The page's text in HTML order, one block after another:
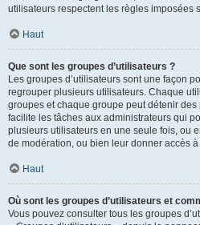
utilisateurs respectent les règles imposées
Haut
Que sont les groupes d’utilisateurs ?
Les groupes d’utilisateurs sont une façon
regrouper plusieurs utilisateurs. Chaque
groupes et chaque groupe peut détenir
facilite les tâches aux administrateurs qui
plusieurs utilisateurs en une seule fois, ou
de modération, ou bien leur donner accès
Haut
Où sont les groupes d’utilisateurs et
Vous pouvez consulter tous les groupes